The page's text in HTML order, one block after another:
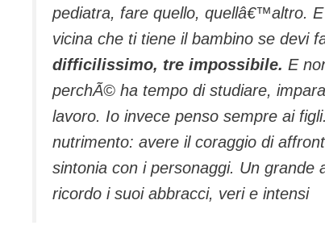
pediatra, fare quello, quellâ€™altro.
vicina che ti tiene il bambino se devi
difficilissimo, tre impossibile. E
perchÃ© ha tempo di studiare,
lavoro. Io invece penso sempre ai
nutrimento: avere il coraggio di
sintonia con i personaggi. Un grande
ricordo i suoi abbracci, veri e intensi